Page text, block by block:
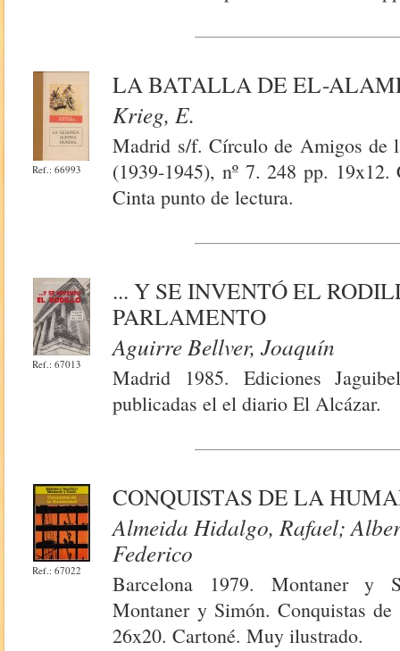
Ref.: 66993
LA BATALLA DE EL-
Krieg, E.
Madrid s/f. Círculo de Amigos de
(1939-1945), nº 7. 248 pp.
Cinta punto de lectura.
Ref.: 67013
... Y SE INVENTÓ EL
PARLAMENTO
Aguirre Bellver, Joaquín
Madrid 1985. Ediciones
publicadas el el diario El Alcázar.
Ref.: 67022
CONQUISTAS DE LA
Almeida Hidalgo, Rafael;
Federico
Barcelona 1979. Montaner y
Montaner y Simón. Conquistas
26x20. Cartoné. Muy ilustrado.